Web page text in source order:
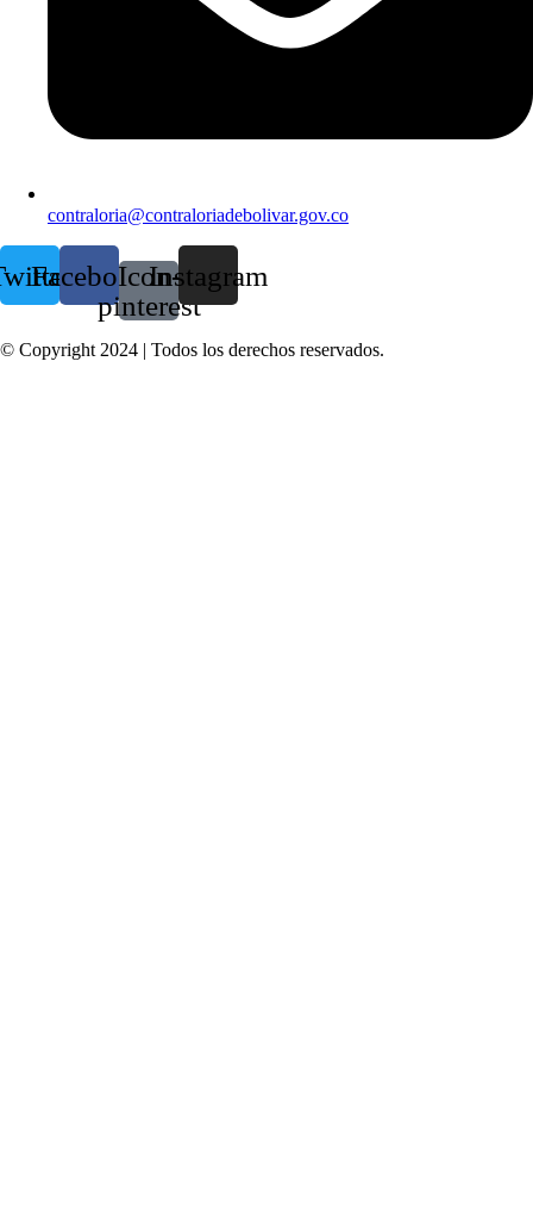
contraloria@contraloriadebolivar.gov.co
FacebookIcon-
pinterest
Instagram
© Copyright 2024 | Todos los derechos reservados.